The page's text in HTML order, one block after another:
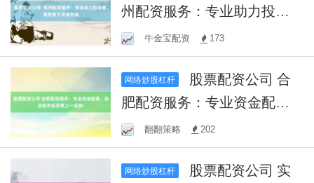
州配资服务：专业助力投资
者，高效放大资金效益
牛金宝配资 173
网络炒股杠杆
肥配资服务：专业资金配
置，助您股市投资更上一层
楼！
翻翻策略 202
网络炒股杠杆